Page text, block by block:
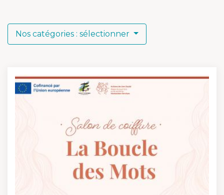
Nos catégories : sélectionner